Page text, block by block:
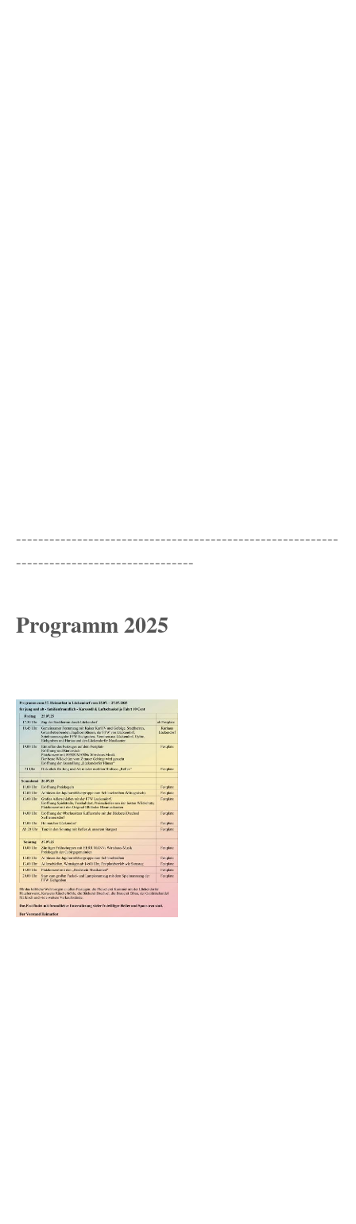
----------------------------------------------------------
--------------------------------
Programm 2025